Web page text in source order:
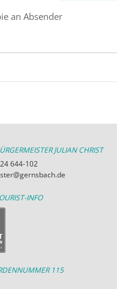
an Absender
JULIAN CHRIST
644-102
INFO
115